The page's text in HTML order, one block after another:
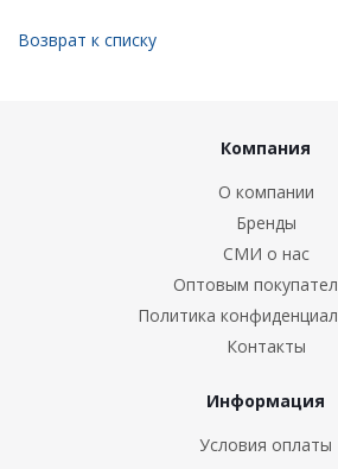
Возврат к списку
Компания
О компании
Бренды
СМИ о нас
Оптовым
Политика
Контакты
Информация
Условия оплаты